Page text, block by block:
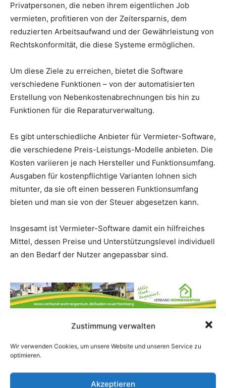
Zustimmung verwalten
Wir verwenden Cookies, um unsere Website und unseren Service zu
optimieren.
Akzeptieren
Privatpersonen, die neben ihrem eigentlichen Job
vermieten, profitieren von der Zeitersparnis, dem
reduzierten Arbeitsaufwand und der Gewährleistung von
Rechtskonformität, die diese Systeme ermöglichen.
Um diese Ziele zu erreichen, bietet die Software
verschiedene Funktionen – von der automatisierten
Erstellung von Nebenkostenabrechnungen bis hin zu
Funktionen für die Reparaturverwaltung.
Es gibt unterschiedliche Anbieter für Vermieter-Software,
die verschiedene Preis-Leistungs-Modelle anbieten. Die
Kosten variieren je nach Hersteller und Funktionsumfang.
Ausgaben für kostenpflichtige Varianten lohnen sich
mitunter, da sie oft einen besseren Funktionsumfang
bieten und man sie von der Steuer abgesetzen kann.
Insgesamt ist Vermieter-Software damit ein hilfreiches
Mittel, dessen Preise und Unterstützungslevel individuell
an den Bedarf der Nutzer angepassbar sind.
Immobilensoftware Mietverträge
Mietverwaltung